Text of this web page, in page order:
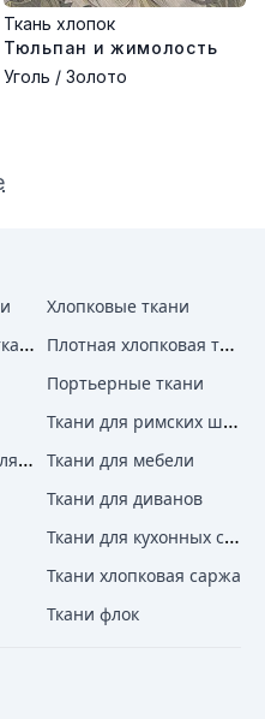
Ткань хлопок
Тюльпан и жимолость
Уголь / Золото
Хлопковые ткани
Тонкая хлопковая ткань Плотная хлопковая ткань
Портьерные ткани
Ткани для римских штор
Хлопковые ткани для штор
Ткани для мебели
Ткани для диванов
Ткани для кухонных стульев
Ткани хлопковая саржа
Ткани флок